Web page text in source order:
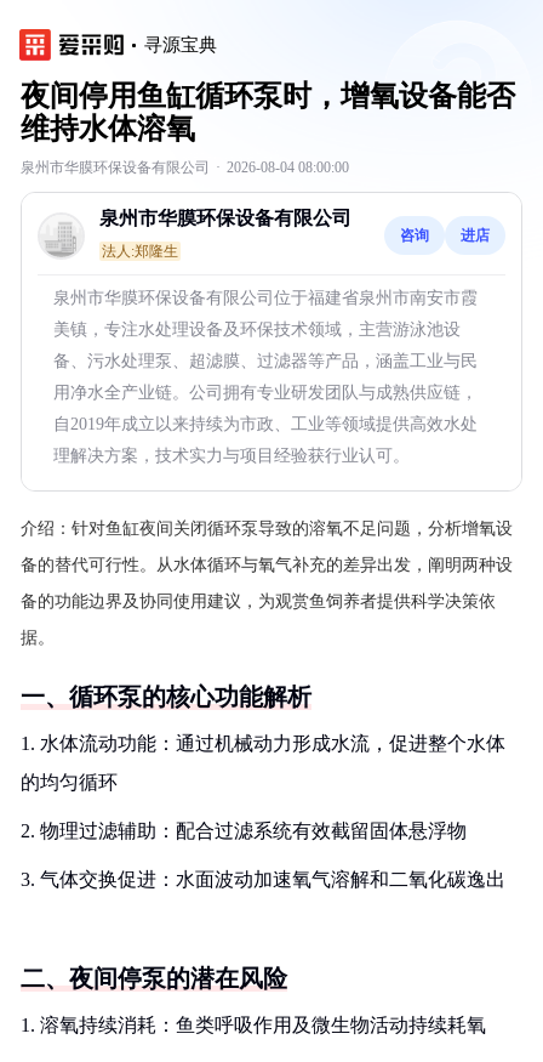
寻源宝典
夜间停用鱼缸循环泵时，增氧设备能否
维持水体溶氧
泉州市华膜环保设备有限公司 · 2026-08-04 08:00:00
泉州市华膜环保设备有限公司
法人:郑隆生
咨询 进店
泉州市华膜环保设备有限公司位于福建省泉州市南安市霞
美镇，专注水处理设备及环保技术领域，主营游泳池设
备、污水处理泵、超滤膜、过滤器等产品，涵盖工业与民
用净水全产业链。公司拥有专业研发团队与成熟供应链，
自2019年成立以来持续为市政、工业等领域提供高效水处
理解决方案，技术实力与项目经验获行业认可。
介绍： 针对鱼缸夜间关闭循环泵导致的溶氧不足问题，分析增氧设
备的替代可行性。从水体循环与氧气补充的差异出发，阐明两种设
备的功能边界及协同使用建议，为观赏鱼饲养者提供科学决策依
据。
一、循环泵的核心功能解析
1. 水体流动功能：通过机械动力形成水流，促进整个水体
的均匀循环
2. 物理过滤辅助：配合过滤系统有效截留固体悬浮物
3. 气体交换促进：水面波动加速氧气溶解和二氧化碳逸出
二、夜间停泵的潜在风险
1. 溶氧持续消耗：鱼类呼吸作用及微生物活动持续耗氧